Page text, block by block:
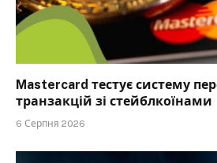
Mastercard тестує систему
транзакцій зі стейблкоїнами
6 Серпня 2026